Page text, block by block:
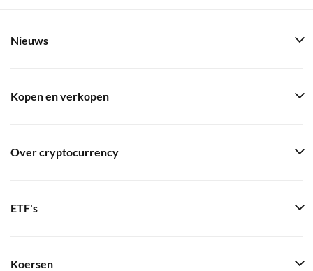
Nieuws
Kopen en verkopen
Over cryptocurrency
ETF's
Koersen